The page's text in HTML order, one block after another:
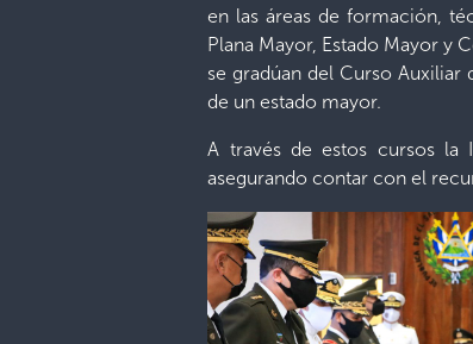
en las áreas de formación,
Plana Mayor, Estado Mayor y
se gradúan del Curso
de un estado mayor.
A través de estos cursos la
asegurando contar con el